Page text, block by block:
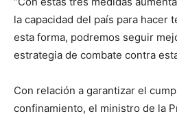
la capacidad del país para hacer
esta forma, podremos seguir
estrategia de combate contra
Con relación a garantizar el
confinamiento, el ministro de la